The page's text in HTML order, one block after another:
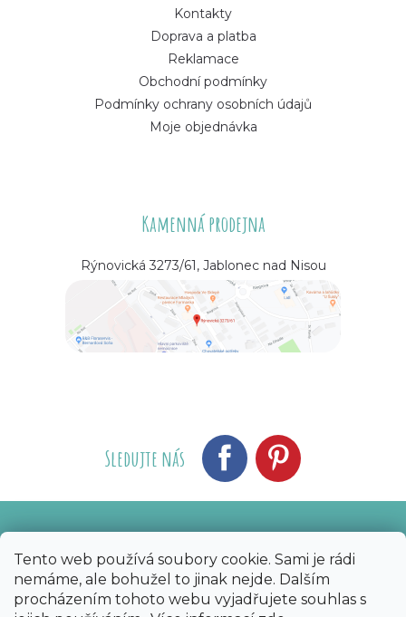
Tento web používá soubory cookie. Sami je rádi
nemáme, ale bohužel to jinak nejde. Dalším
procházením tohoto webu vyjadřujete souhlas s
Kontakty
Doprava a platba
Reklamace
Obchodní podmínky
Podmínky ochrany osobních údajů
Moje objednávka
Kamenná prodejna
Rýnovická 3273/61, Jablonec nad Nisou
Sledujte nás
Copyright 2026 Bijoux Components - Svět